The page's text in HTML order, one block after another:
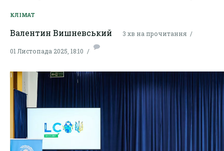
КЛІМАТ
Валентин Вишневський 3 хв на прочитання
01 Листопада 2025, 18:10